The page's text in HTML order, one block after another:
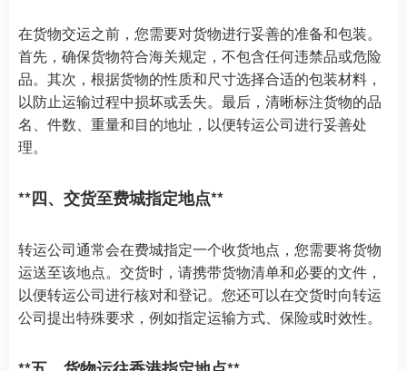
在货物交运之前，您需要对货物进行妥善的准备和包装。
首先，确保货物符合海关规定，不包含任何违禁品或危险
品。其次，根据货物的性质和尺寸选择合适的包装材料，
以防止运输过程中损坏或丢失。最后，清晰标注货物的品
名、件数、重量和目的地址，以便转运公司进行妥善处
理。
**四、交货至费城指定地点**
转运公司通常会在费城指定一个收货地点，您需要将货物
运送至该地点。交货时，请携带货物清单和必要的文件，
以便转运公司进行核对和登记。您还可以在交货时向转运
公司提出特殊要求，例如指定运输方式、保险或时效性。